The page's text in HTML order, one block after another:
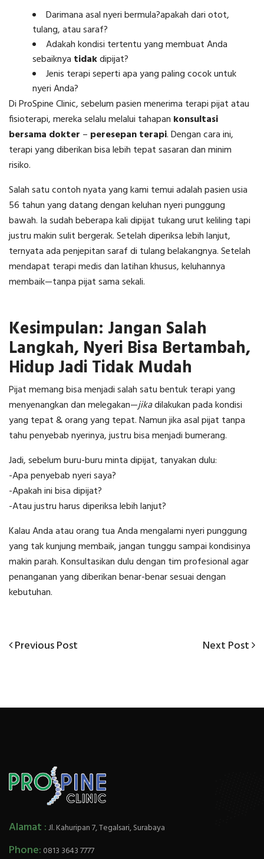
Darimana asal nyeri bermula?apakah dari otot,
tulang, atau saraf?
Adakah kondisi tertentu yang membuat Anda
sebaiknya tidakdipijat?
Jenis terapi seperti apa yang paling cocok untuk
nyeri Anda?
Di ProSpine Clinic, sebelum pasien menerima terapi pijat atau
fisioterapi, mereka selalu melalui tahapan konsultasi
bersama dokter – peresepan terapi. Dengan cara ini,
terapi yang diberikan bisa lebih tepat sasaran dan minim
risiko.
Salah satu contoh nyata yang kami temui adalah pasien usia
56 tahun yang datang dengan keluhan nyeri punggung
bawah. Ia sudah beberapa kali dipijat tukang urut keliling tapi
justru makin sulit bergerak. Setelah diperiksa lebih lanjut,
ternyata ada penjepitan saraf di tulang belakangnya. Setelah
mendapat terapi medis dan latihan khusus, keluhannya
membaik—tanpa pijat sama sekali.
Kesimpulan: Jangan Salah
Langkah, Nyeri Bisa Bertambah,
Hidup Jadi Tidak Mudah
Pijat memang bisa menjadi salah satu bentuk terapi yang
menyenangkan dan melegakan—jikadilakukan pada kondisi
yang tepat & orang yang tepat. Namun jika asal pijat tanpa
tahu penyebab nyerinya, justru bisa menjadi bumerang.
Jadi, sebelum buru-buru minta dipijat, tanyakan dulu:
-Apa penyebab nyeri saya?
-Apakah ini bisa dipijat?
-Atau justru harus diperiksa lebih lanjut?
Kalau Anda atau orang tua Anda mengalami nyeri punggung
yang tak kunjung membaik, jangan tunggu sampai kondisinya
makin parah. Konsultasikan dulu dengan tim profesional agar
penanganan yang diberikan benar-benar sesuai dengan
kebutuhan.
Post
Previous
Previous Post
Next
Next Post
Alamat :Jl. Kahuripan 7, Tegalsari, Surabaya
Phone: 0813 3643 7777